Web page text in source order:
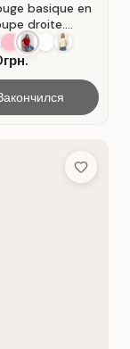
basique en
droite.
Add to